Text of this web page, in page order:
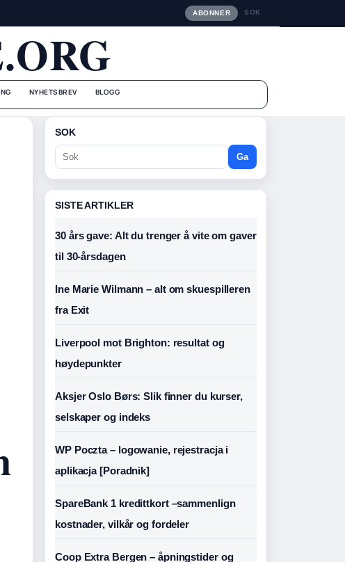
ABONNER SOK
NYHETSBREV BLOGG
SOK
Ga
SISTE ARTIKLER
30 års gave: Alt du trenger å vite om gaver
til 30-årsdagen
Ine Marie Wilmann – alt om skuespilleren
fra Exit
Liverpool mot Brighton: resultat og
høydepunkter
Aksjer Oslo Børs: Slik finner du kurser,
selskaper og indeks
WP Poczta – logowanie, rejestracja i
aplikacja [Poradnik]
SpareBank 1 kredittkort –sammenlign
kostnader, vilkår og fordeler
Coop Extra Bergen – åpningstider og